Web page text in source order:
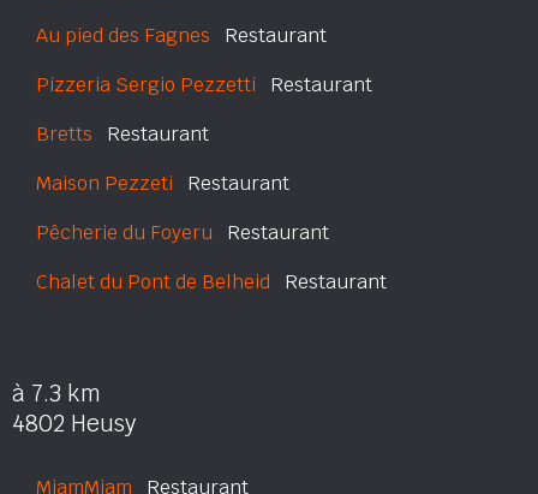
Au pied des Fagnes Restaurant
Pizzeria Sergio Pezzetti Restaurant
Bretts Restaurant
Maison Pezzeti Restaurant
Pêcherie du Foyeru Restaurant
Chalet du Pont de Belheid Restaurant
à 7.3 km
4802 Heusy
MiamMiam Restaurant